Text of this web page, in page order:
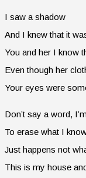
I saw a shadow
And I knew that it
You and her I know
Even though her
Your eyes were
Don’t say a word,
To erase what I
Just happens not
This is my house